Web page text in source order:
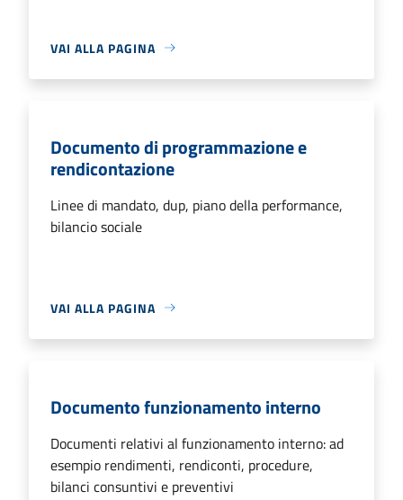
VAI ALLA PAGINA
Documento di programmazione e
rendicontazione
Linee di mandato, dup, piano della performance,
bilancio sociale
VAI ALLA PAGINA
Documento funzionamento interno
Documenti relativi al funzionamento interno: ad
esempio rendimenti, rendiconti, procedure,
bilanci consuntivi e preventivi